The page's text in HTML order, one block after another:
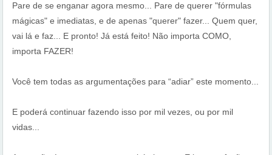
Pare de se enganar agora mesmo... Pare de querer "fórmulas
mágicas" e imediatas, e de apenas "querer" fazer... Quem quer,
vai lá e faz... E pronto! Já está feito! Não importa COMO,
importa FAZER!
Você tem todas as argumentações para “adiar” este momento...
E poderá continuar fazendo isso por mil vezes, ou por mil
vidas...